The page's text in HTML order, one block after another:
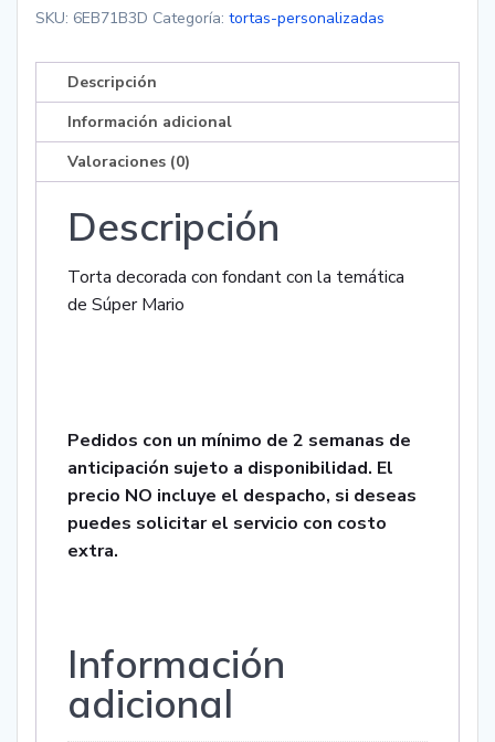
Mario
SKU: 6EB71B3D Categoría: tortas-personalizadas
Descripción
Información adicional
Valoraciones (0)
Descripción
Torta decorada con fondant con la temática
de Súper Mario
Pedidos con un mínimo de 2 semanas de
anticipación sujeto a disponibilidad. El
precio NO incluye el despacho, si deseas
puedes solicitar el servicio con costo
extra.
Información
adicional